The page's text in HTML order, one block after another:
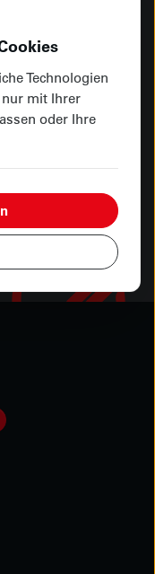
Technologien
mit Ihrer
oder Ihre